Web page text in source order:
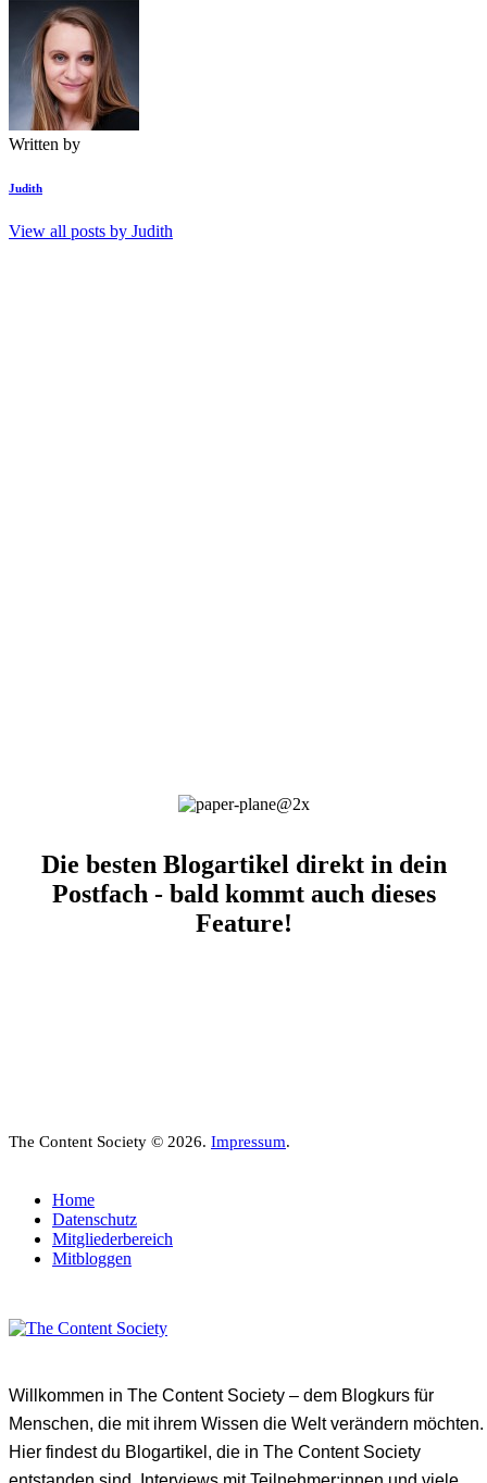
Written by
Judith
View all posts by Judith
Die besten Blogartikel direkt in dein
Postfach - bald kommt auch dieses
Feature!
The Content Society © 2026. Impressum.
Home
Datenschutz
Mitgliederbereich
Mitbloggen
Willkommen in The Content Society – dem Blogkurs für
Menschen, die mit ihrem Wissen die Welt verändern möchten.
Hier findest du Blogartikel, die in The Content Society